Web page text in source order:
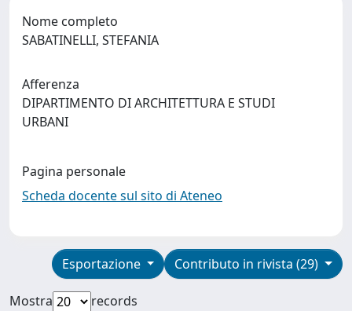
Nome completo
SABATINELLI, STEFANIA
Afferenza
DIPARTIMENTO DI ARCHITETTURA E STUDI
URBANI
Pagina personale
Scheda docente sul sito di Ateneo
Contributo in rivista (29)
Esportazione
Mostra
records